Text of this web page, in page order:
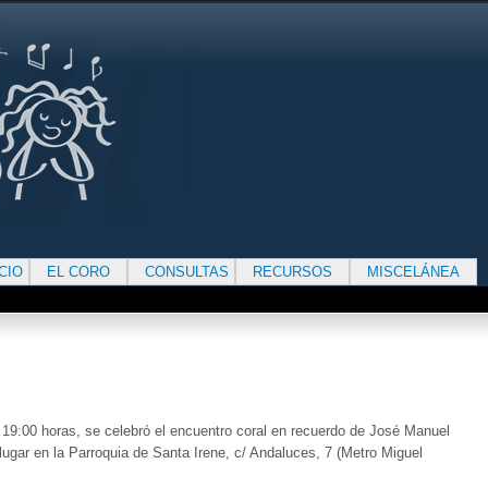
horas, se celebró el encuentro coral en recuerdo de José Manuel
en la Parroquia de Santa Irene, c/ Andaluces, 7 (Metro Miguel
EL CORO CONSULTAS RECURSOS MISCELÁNEA